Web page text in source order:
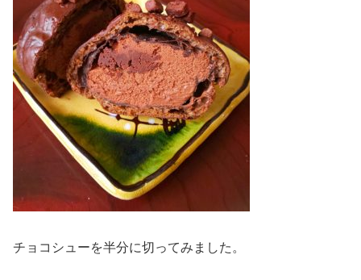
チョコシューを半分に切ってみました。